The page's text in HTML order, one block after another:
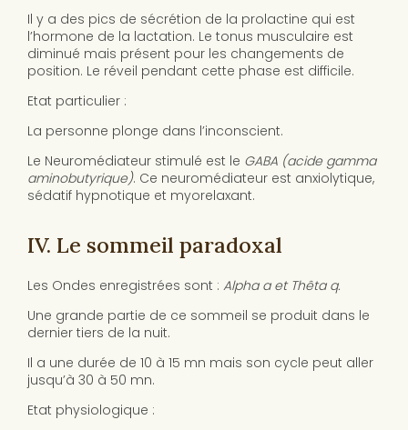
Il y a des pics de sécrétion de la prolactine qui est
l’hormone de la lactation. Le tonus musculaire est
diminué mais présent pour les changements de
position. Le réveil pendant cette phase est difficile.
Etat particulier :
La personne plonge dans l’inconscient.
Le Neuromédiateur stimulé est le GABA (acide gamma
aminobutyrique). Ce neuromédiateur est anxiolytique,
sédatif hypnotique et myorelaxant.
IV. Le sommeil paradoxal
Les Ondes enregistrées sont : Alpha a et Thêta q.
Une grande partie de ce sommeil se produit dans le
dernier tiers de la nuit.
Il a une durée de 10 à 15 mn mais son cycle peut aller
jusqu’à 30 à 50 mn.
Etat physiologique :